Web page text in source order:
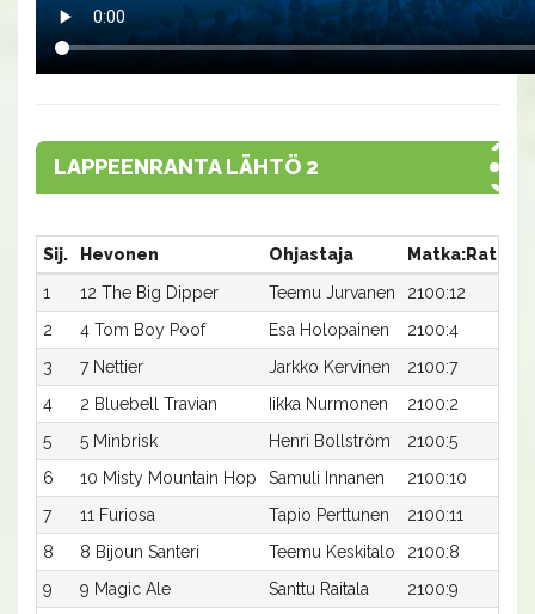
LAPPEENRANTA LÄHTÖ 2
Sij. Hevonen Ohjastaja Matka:Rata
1
12 The Big Dipper Teemu Jurvanen 2100:12
2
4 Tom Boy Poof Esa Holopainen 2100:4
3
7 Nettier Jarkko Kervinen 2100:7
4
2 Bluebell Travian Iikka Nurmonen 2100:2
5
5 Minbrisk Henri Bollström 2100:5
6
10 Misty Mountain Hop Samuli Innanen 2100:10
7
11 Furiosa Tapio Perttunen 2100:11
8
8 Bijoun Santeri Teemu Keskitalo 2100:8
9
9 Magic Ale Santtu Raitala 2100:9